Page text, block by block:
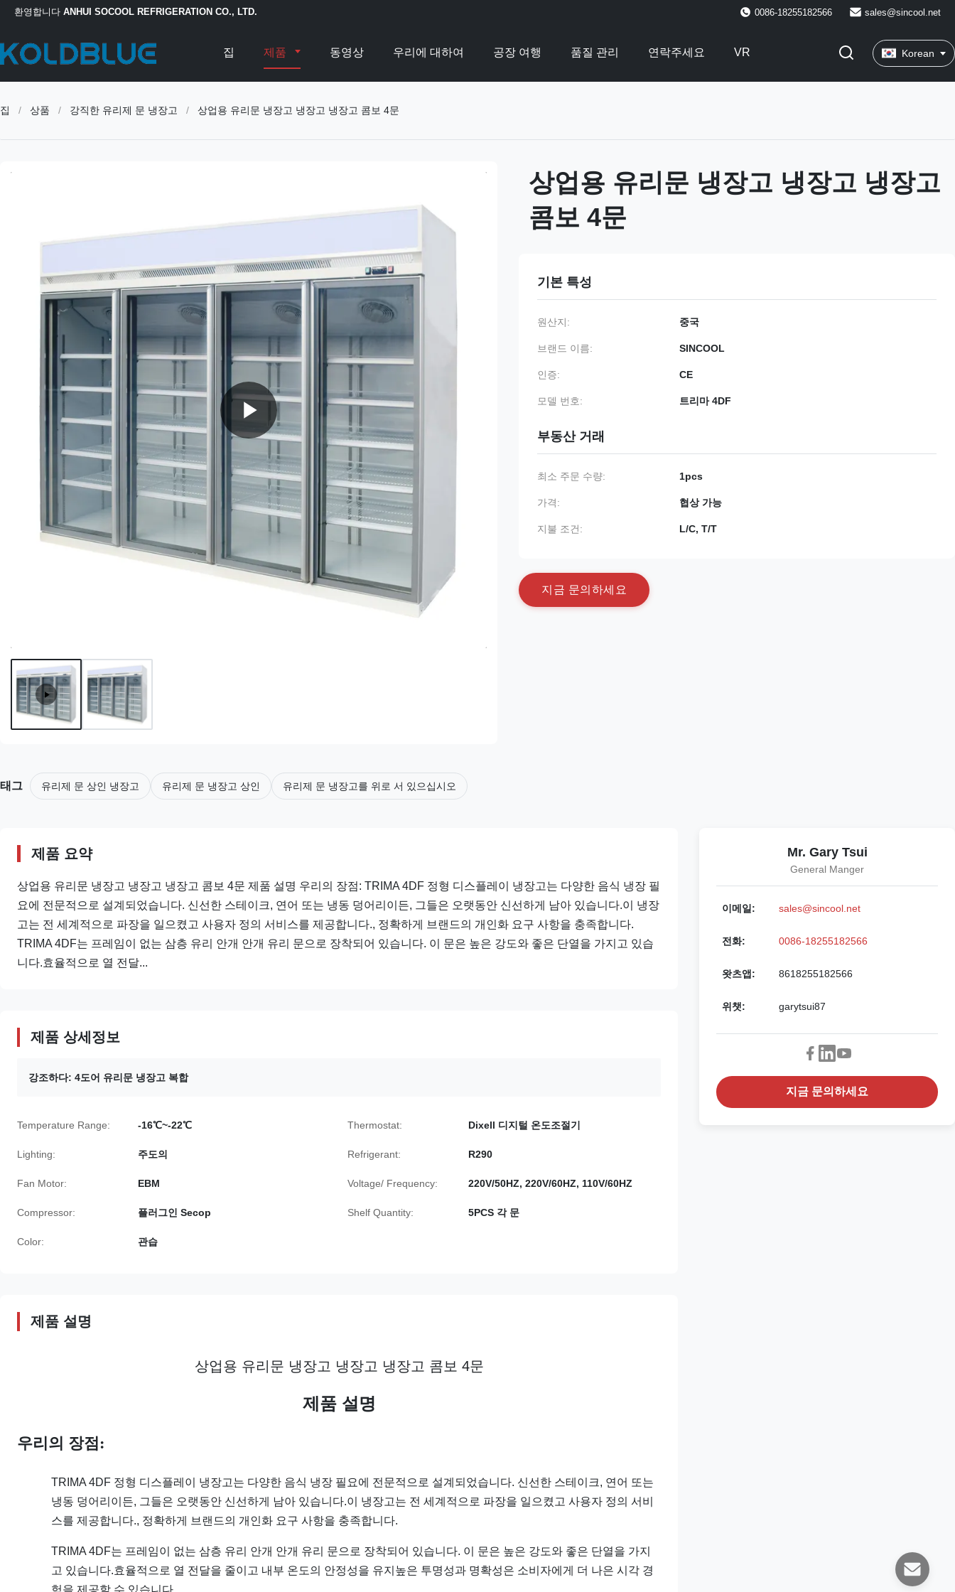
환영합니다 ANHUI SOCOOL REFRIGERATION CO., LTD. 0086-18255182566 sales@sincool.net
집 제품 동영상 우리에 대하여 공장 여행 품질 관리 연락주세요 VR Korean
집 / 상품 / 강직한 유리제 문 냉장고 / 상업용 유리문 냉장고 냉장고 냉장고 콤보 4문
상업용 유리문 냉장고 냉장고 냉장고
콤보 4문
기본 특성
원산지: 중국
브랜드 이름: SINCOOL
인증: CE
모델 번호: 트리마 4DF
부동산 거래
최소 주문 수량: 1pcs
가격: 협상 가능
지불 조건: L/C, T/T
지 금 문의 하세 요
태그 유리제 문 상인 냉장고 유리제 문 냉장고 상인 유리제 문 냉장고를 위로 서 있으십시오
제품 요약
상업용 유리문 냉장고 냉장고 냉장고 콤보 4문 제품 설명 우리의 장점: TRIMA 4DF 정형 디스플레이 냉장고는 다양한 음식 냉장 필
요에 전문적으로 설계되었습니다. 신선한 스테이크, 연어 또는 냉동 덩어리이든, 그들은 오랫동안 신선하게 남아 있습니다.이 냉장
고는 전 세계적으로 파장을 일으켰고 사용자 정의 서비스를 제공합니다., 정확하게 브랜드의 개인화 요구 사항을 충족합니다.
TRIMA 4DF는 프레임이 없는 삼층 유리 안개 안개 유리 문으로 장착되어 있습니다. 이 문은 높은 강도와 좋은 단열을 가지고 있습
니다.효율적으로 열 전달...
제품 상세정보
강조하다: 4도어 유리문 냉장고 복합
Temperature Range: -16℃~-22℃ Thermostat: Dixell 디지털 온도조절기
Lighting: 주도의 Refrigerant: R290
Fan Motor: EBM Voltage/ Frequency: 220V/50HZ, 220V/60HZ, 110V/60HZ
Compressor: 플러그인 Secop Shelf Quantity: 5PCS 각 문
Color: 관습
제품 설명
상업용 유리문 냉장고 냉장고 냉장고 콤보 4문
제품 설명
우리의 장점:
TRIMA 4DF 정형 디스플레이 냉장고는 다양한 음식 냉장 필요에 전문적으로 설계되었습니다. 신선한 스테이크, 연어 또는
냉동 덩어리이든, 그들은 오랫동안 신선하게 남아 있습니다.이 냉장고는 전 세계적으로 파장을 일으켰고 사용자 정의 서비
스를 제공합니다., 정확하게 브랜드의 개인화 요구 사항을 충족합니다.
TRIMA 4DF는 프레임이 없는 삼층 유리 안개 안개 유리 문으로 장착되어 있습니다. 이 문은 높은 강도와 좋은 단열을 가지
고 있습니다.효율적으로 열 전달을 줄이고 내부 온도의 안정성을 유지높은 투명성과 명확성은 소비자에게 더 나은 시각 경
험을 제공할 수 있습니다.
Mr. Gary Tsui
General Manger
이메일: sales@sincool.net
전화: 0086-18255182566
왓츠앱: 8618255182566
위챗: garytsui87
지금 문의하세요